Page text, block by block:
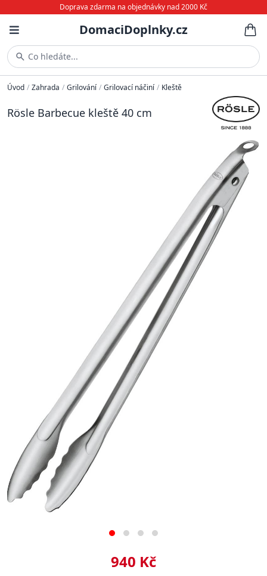
Doprava zdarma na objednávky nad 2000 Kč
DomaciDoplnky.cz
Co hledáte...
Úvod / Zahrada / Grilování / Grilovací náčiní / Kleště
Rösle Barbecue kleště 40 cm
940 Kč